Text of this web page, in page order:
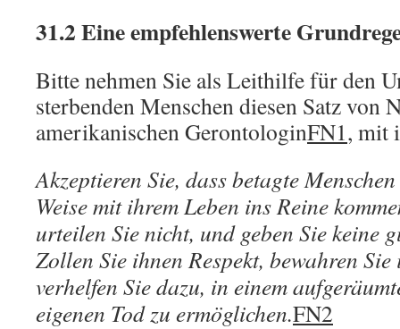
31.2 Eine empfehlenswerte
Bitte nehmen Sie als Leithilfe für den
sterbenden Menschen diesen Satz von
amerikanischen GerontologinFN1, mit
Akzeptieren Sie, dass betagte
Weise mit ihrem Leben ins Reine
urteilen Sie nicht, und geben Sie keine
Zollen Sie ihnen Respekt, bewahren
verhelfen Sie dazu, in einem
eigenen Tod zu ermöglichen.FN2